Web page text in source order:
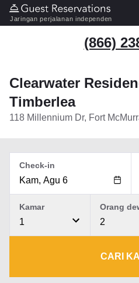
Jaringan perjalanan independen
(866)
Clearwater
Timberlea
118 Millennium Dr, Fort
Check-in
1
Kamar
2
Orang
CARI